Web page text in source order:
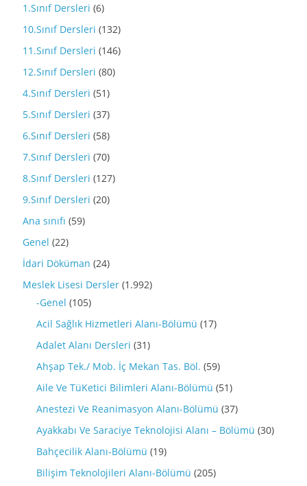
1.Sınıf Dersleri (6)
10.Sınıf Dersleri (132)
11.Sınıf Dersleri (146)
12.Sınıf Dersleri (80)
4.Sınıf Dersleri (51)
5.Sınıf Dersleri (37)
6.Sınıf Dersleri (58)
7.Sınıf Dersleri (70)
8.Sınıf Dersleri (127)
9.Sınıf Dersleri (20)
Ana sınıfı (59)
Genel (22)
İdari Döküman (24)
Meslek Lisesi Dersler (1.992)
-Genel (105)
Acil Sağlık Hizmetleri Alanı-Bölümü (17)
Adalet Alanı Dersleri (31)
Ahşap Tek./ Mob. İç Mekan Tas. Böl. (59)
Aile Ve TüKetici Bilimleri Alanı-Bölümü (51)
Anestezi Ve Reanimasyon Alanı-Bölümü (37)
Ayakkabı Ve Saraciye Teknolojisi Alanı – Bölümü (30)
Bahçecilik Alanı-Bölümü (19)
Bilişim Teknolojileri Alanı-Bölümü (205)